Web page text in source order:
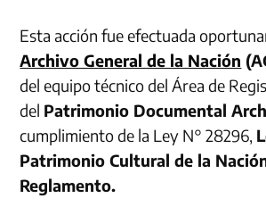
Esta acción fue efectuada
Archivo General de la Nación
del equipo técnico del Área de
del Patrimonio Documental
cumplimiento de la Ley N° 28296,
Patrimonio Cultural de la
Reglamento.